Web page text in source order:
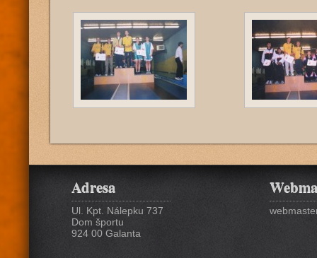
Adresa
Ul. Kpt. Nálepku 737
Dom športu
924 00 Galanta